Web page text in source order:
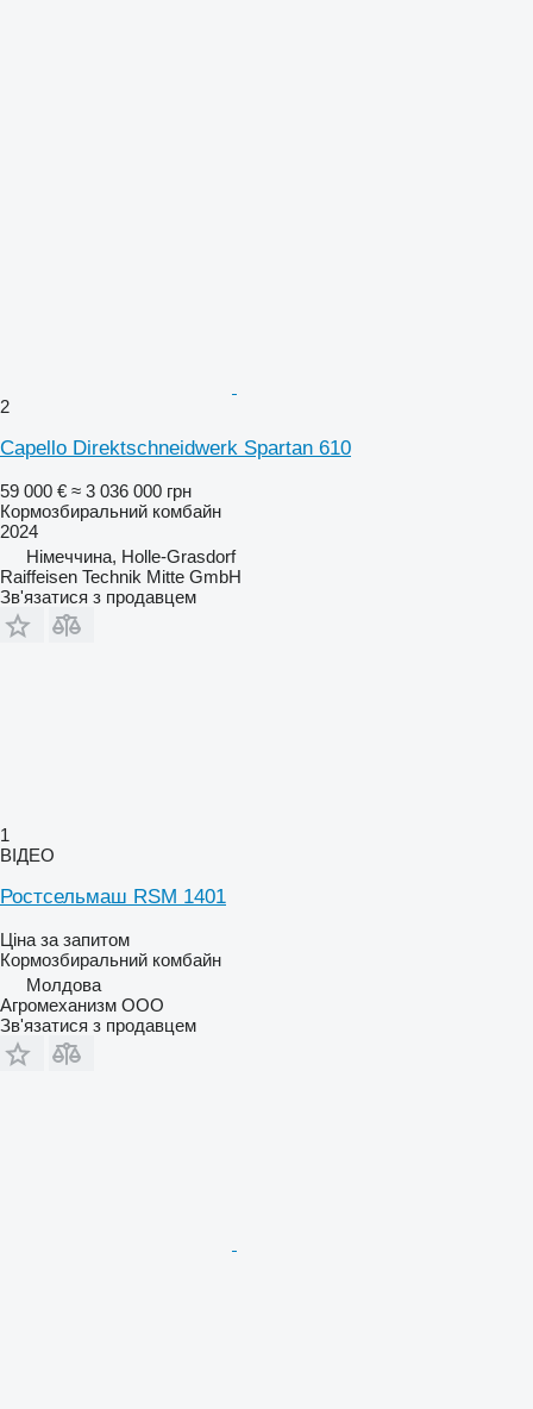
2
Capello Direktschneidwerk Spartan 610
59 000 € ≈ 3 036 000 грн
Кормозбиральний комбайн
2024
Німеччина, Holle-Grasdorf
Raiffeisen Technik Mitte GmbH
Зв'язатися з продавцем
1
ВІДЕО
Ростсельмаш RSM 1401
Ціна за запитом
Кормозбиральний комбайн
Молдова
Агромеханизм ООО
Зв'язатися з продавцем